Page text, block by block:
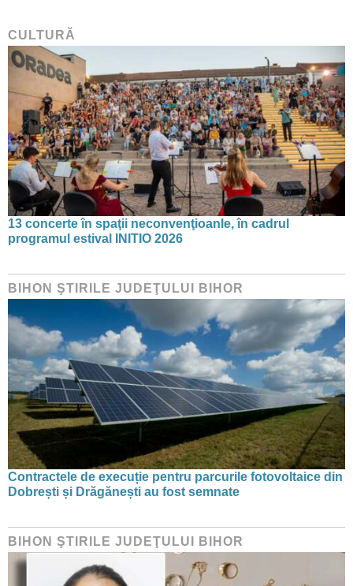
CULTURĂ
13 concerte în spaţii neconvenţioanle, în cadrul
programul estival INITIO 2026
BIHON ŞTIRILE JUDEŢULUI BIHOR
Contractele de execuție pentru parcurile fotovoltaice din
Dobrești și Drăgănești au fost semnate
BIHON ŞTIRILE JUDEŢULUI BIHOR